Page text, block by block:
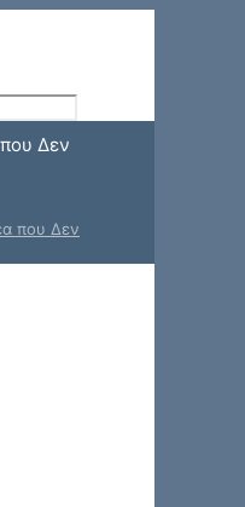
Δεν
που Δεν